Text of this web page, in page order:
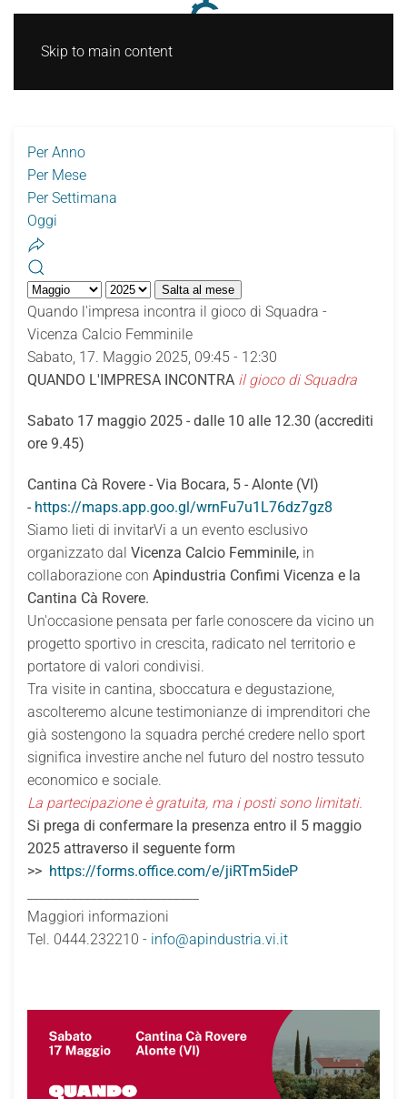
Skip to main content
Per Anno
Per Mese
Per Settimana
Oggi
Salta al mese
Quando l'impresa incontra il gioco di Squadra -
Vicenza Calcio Femminile
Sabato, 17. Maggio 2025, 09:45 - 12:30
QUANDO L'IMPRESA INCONTRA il gioco di Squadra
Sabato 17 maggio 2025 - dalle 10 alle 12.30 (accrediti
ore 9.45)
Cantina Cà Rovere - Via Bocara, 5 - Alonte (VI)
- https://maps.app.goo.gl/wrnFu7u1L76dz7gz8
Siamo lieti di invitarVi a un evento esclusivo
organizzato dal Vicenza Calcio Femminile, in
collaborazione con Apindustria Confimi Vicenza e la
Cantina Cà Rovere.
Un'occasione pensata per farle conoscere da vicino un
progetto sportivo in crescita, radicato nel territorio e
portatore di valori condivisi.
Tra visite in cantina, sboccatura e degustazione,
ascolteremo alcune testimonianze di imprenditori che
già sostengono la squadra perché credere nello sport
significa investire anche nel futuro del nostro tessuto
economico e sociale.
La partecipazione è gratuita, ma i posti sono limitati.
Si prega di confermare la presenza entro il 5 maggio
2025 attraverso il seguente form
>> https://forms.office.com/e/jiRTm5ideP
Maggiori informazioni
Tel. 0444.232210 - info@apindustria.vi.it